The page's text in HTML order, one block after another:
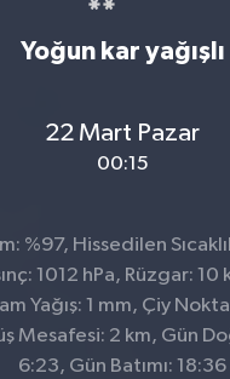
Yoğun kar yağışlı
22 Mart Pazar
00:15
%97, Hissedilen
1012 hPa, Rüzgar: 10
Yağış: 1 mm, Çiy
Mesafesi: 2 km, Gün
6:23, Gün Batımı: 18:36